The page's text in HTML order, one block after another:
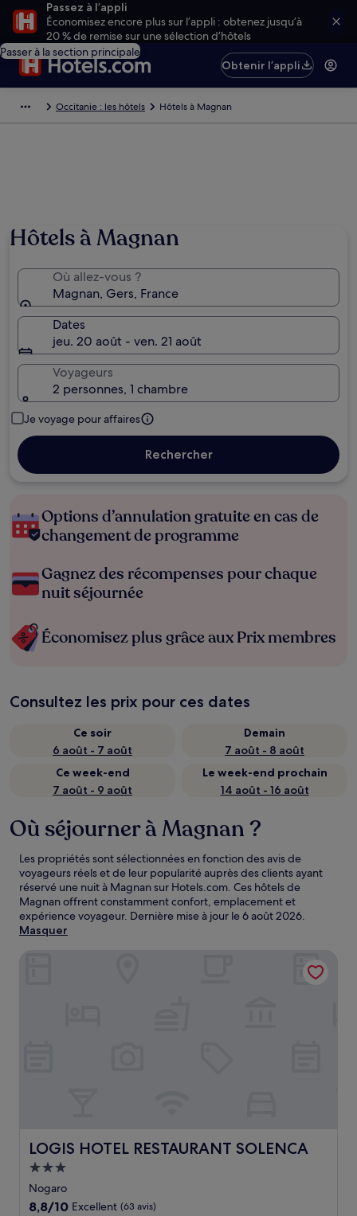
Passez à l’appli
Économisez encore plus sur l’appli : obtenez jusqu’à
20 % de remise sur une sélection d’hôtels
Passer à la section principale
Obtenir l’appli
Occitanie : les hôtels Hôtels à Magnan
Hôtels à Magnan
Où allez-vous ?
Magnan, Gers, France
Dates
jeu. 20 août - ven. 21 août
Voyageurs
2 personnes, 1 chambre
Je voyage pour affaires
Rechercher
Options d’annulation gratuite en cas de
changement de programme
Gagnez des récompenses pour chaque
nuit séjournée
Économisez plus grâce aux Prix membres
Consultez les prix pour ces dates
Ce soir
6 août - 7 août
Demain
7 août - 8 août
Ce week-end
7 août - 9 août
Le week-end prochain
14 août - 16 août
Où séjourner à Magnan ?
Les propriétés sont sélectionnées en fonction des avis de
voyageurs réels et de leur popularité auprès des clients ayant
réservé une nuit à Magnan sur Hotels.com. Ces hôtels de
Magnan offrent constamment confort, emplacement et
expérience voyageur. Dernière mise à jour le6 août 2026.
Masquer
LOGIS HOTEL RESTAURANT SOLENCA
LOGIS HOTEL RESTAURANT SOLENCA
Hébergement
3.0 étoiles
Nogaro
8.8
8,8/10 Excellent (63 avis)